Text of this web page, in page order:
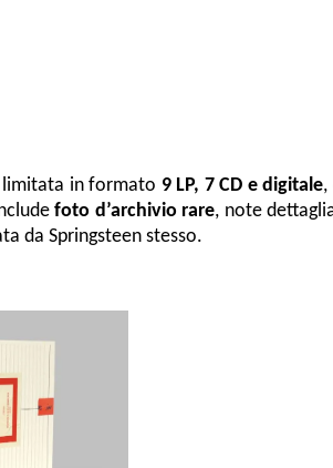
limitata in formato 9 LP, 7 CD e digitale,
foto d’archivio rare, note
da Springsteen stesso.